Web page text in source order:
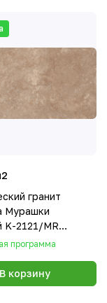
гранит
Мурашки
K-2121/MR
матовый
программа
В корзину